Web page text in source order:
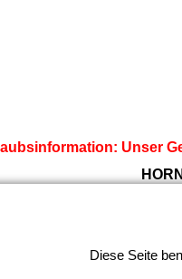
Unser
Diese Seite